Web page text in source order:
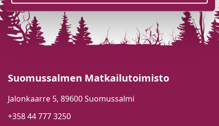
Suomussalmen Matkailutoimisto
Jalonkaarre 5, 89600 Suomussalmi
+358 44 777 3250